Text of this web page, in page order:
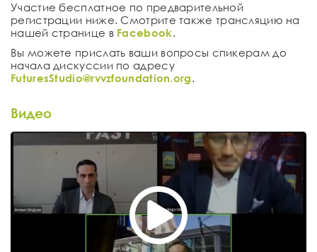
Участие бесплатное по предварительной
регистрации ниже. Смотрите также трансляцию на
нашей странице в Facebook.
Вы можете прислать ваши вопросы спикерам до
начала дискуссии по адресу
FuturesStudio@rvvzfoundation.org.
Видео